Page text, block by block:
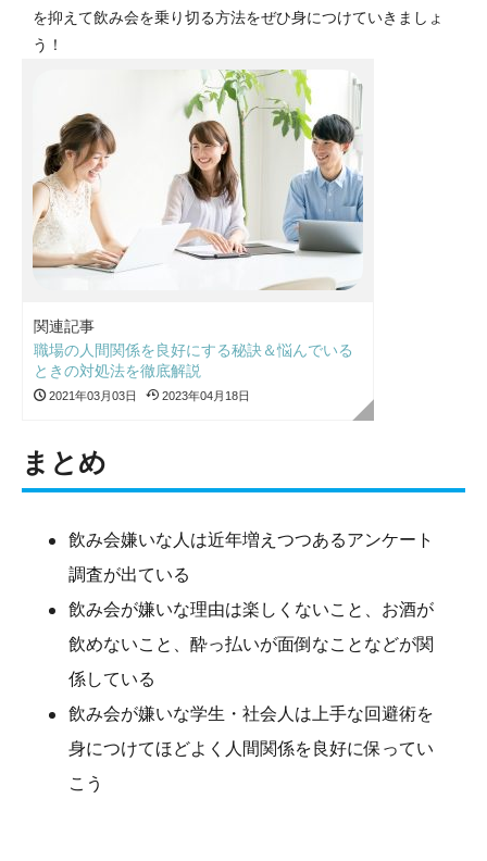
を抑えて飲み会を乗り切る方法をぜひ身につけていきましょ
う！
関連記事
職場の人間関係を良好にする秘訣＆悩んでいる
ときの対処法を徹底解説
2021年03月03日 2023年04月18日
まとめ
飲み会嫌いな人は近年増えつつあるアンケート
調査が出ている
飲み会が嫌いな理由は楽しくないこと、お酒が
飲めないこと、酔っ払いが面倒なことなどが関
係している
飲み会が嫌いな学生・社会人は上手な回避術を
身につけてほどよく人間関係を良好に保ってい
こう